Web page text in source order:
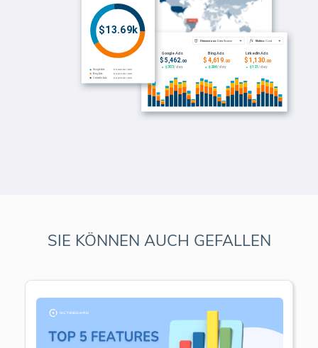
SIE KÖNNEN AUCH GEFALLEN